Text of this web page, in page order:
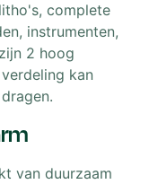
complete
instrumenten,
2 hoog
kan
van duurzaam